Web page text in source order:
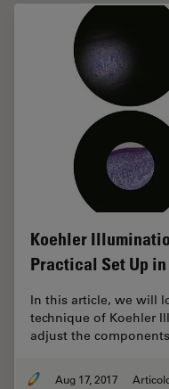
Koehler
Practical Set Up in
In this article, we will
technique of Koehler
adjust the
Aug 17, 2017